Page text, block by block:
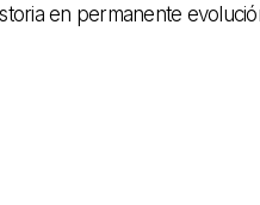
en permanente